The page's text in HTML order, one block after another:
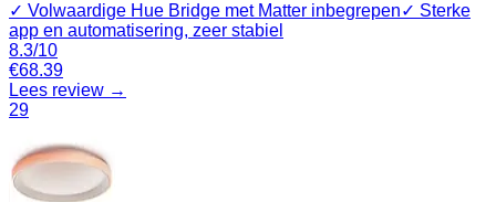
✓ Volwaardige Hue Bridge met Matter inbegrepen✓ Sterke
app en automatisering, zeer stabiel
8.3/10
€68.39
Lees review →
29